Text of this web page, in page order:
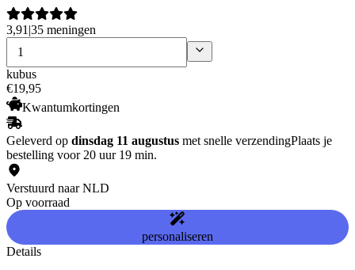
3,91 |35 meningen
kubus
€19,95
Kwantumkortingen
Geleverd op dinsdag 11 augustus met snelle verzendingPlaats je
bestelling voor 20 uur 19 min.
Verstuurd naar NLD
Op voorraad
personaliseren
Details